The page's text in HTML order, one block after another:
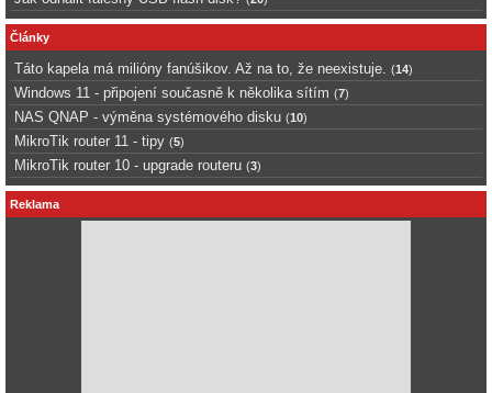
Články
Táto kapela má milióny fanúšikov. Až na to, že neexistuje. (14)
Windows 11 - připojení současně k několika sítím (7)
NAS QNAP - výměna systémového disku (10)
MikroTik router 11 - tipy (5)
MikroTik router 10 - upgrade routeru (3)
Reklama